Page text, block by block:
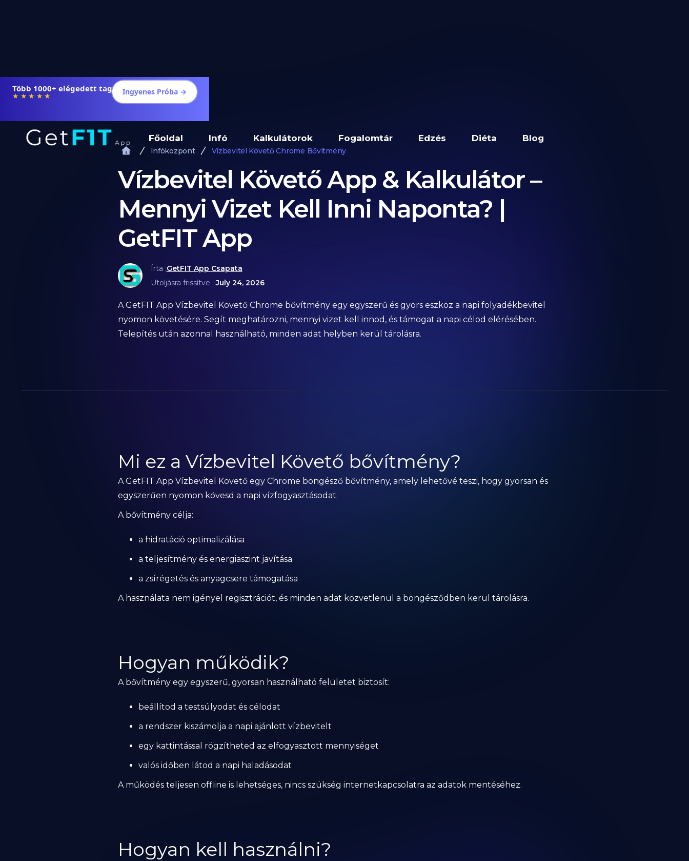
Több 1000+ elégedett tag
★★★★★ Ingyenes Próba →
Főoldal Infó Kalkulátorok Fogalomtár Edzés Diéta Blog
Infóközpont Vízbevitel Követő Chrome Bővítmény
Vízbevitel Követő App & Kalkulátor –
Mennyi Vizet Kell Inni Naponta? |
GetFIT App
Írta :GetFIT App Csapata
Utoljásra frissítve :July 24, 2026
A GetFIT App Vízbevitel Követő Chrome bővítmény egy egyszerű és gyors eszköz a napi folyadékbevitel
nyomon követésére. Segít meghatározni, mennyi vizet kell innod, és támogat a napi célod elérésében.
Telepítés után azonnal használható, minden adat helyben kerül tárolásra.
Mi ez a Vízbevitel Követő bővítmény?
A GetFIT App Vízbevitel Követő egy Chrome böngésző bővítmény, amely lehetővé teszi, hogy gyorsan és
egyszerűen nyomon kövesd a napi vízfogyasztásodat.
A bővítmény célja:
a hidratáció optimalizálása
a teljesítmény és energiaszint javítása
a zsírégetés és anyagcsere támogatása
A használata nem igényel regisztrációt, és minden adat közvetlenül a böngésződben kerül tárolásra.
Hogyan működik?
A bővítmény egy egyszerű, gyorsan használható felületet biztosít:
beállítod a testsúlyodat és célodat
a rendszer kiszámolja a napi ajánlott vízbevitelt
egy kattintással rögzítheted az elfogyasztott mennyiséget
valós időben látod a napi haladásodat
A működés teljesen offline is lehetséges, nincs szükség internetkapcsolatra az adatok mentéséhez.
Hogyan kell használni?